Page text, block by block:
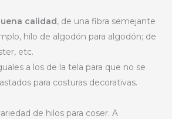
calidad, de una fibra semejante
hilo de algodón para algodón; de
etc.
a los de la tela para que no se
para costuras decorativas.
de hilos para coser. A